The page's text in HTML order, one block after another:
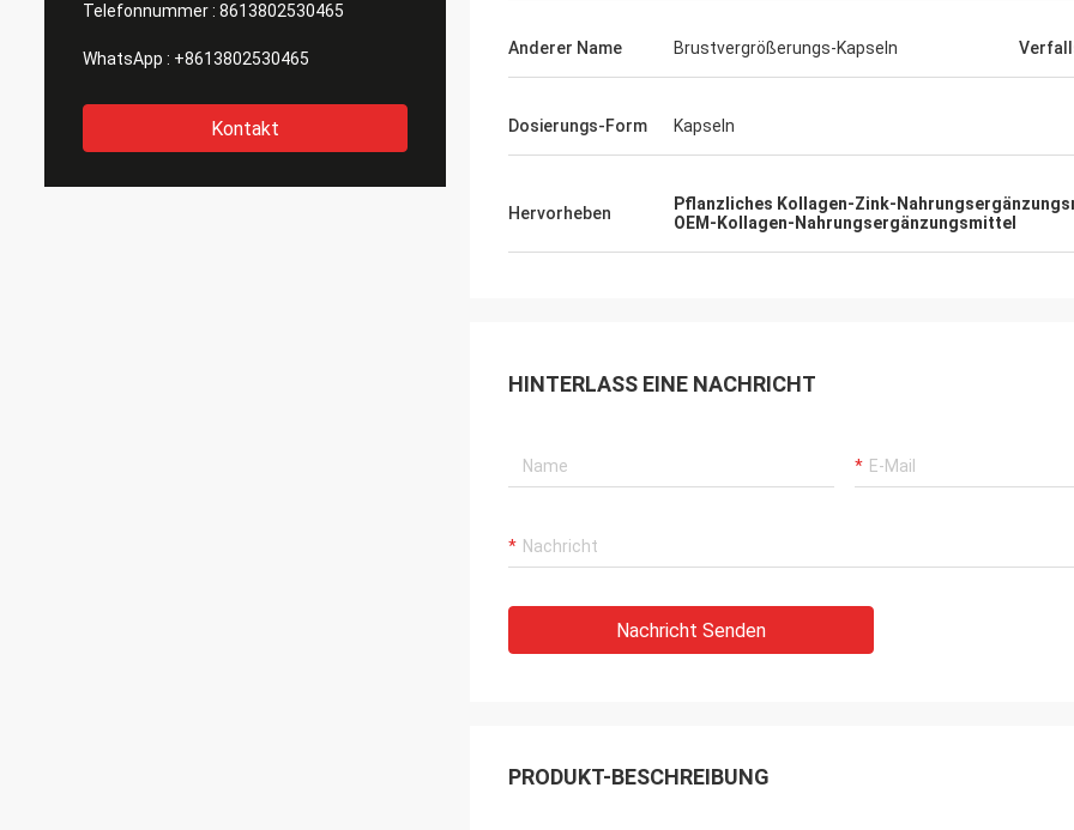
Telefonnummer : 8613802530465
WhatsApp : +8613802530465
Kontakt
Anderer Name Brustvergrößerungs-Kapseln
Dosierungs-Form Kapseln
Hervorheben Pflanzliches Kollagen-Zink-
OEM-Kollagen-Nahrungsergänzungsmittel
HINTERLASS EINE NACHRICHT
Nachricht Senden
PRODUKT-BESCHREIBUNG